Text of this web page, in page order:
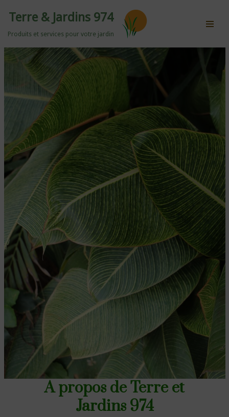
contenu
Terre & Jardins 974
Produits et services pour votre jardin
A propos de Terre et
Jardins 974